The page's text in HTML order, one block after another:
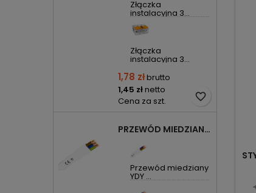
Złączka
instalacyjna 3...
Złączka
instalacyjna 3...
1,78 złbrutto
1,45 złnetto
Cena za szt.
favorite_border
PRZEWÓD MIEDZIANY YDYP DRUT 3X1,5MM2 ŻO 450/750V
Przewód miedziany
YDY ...